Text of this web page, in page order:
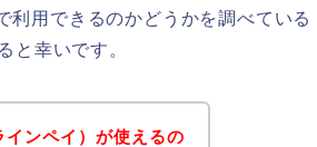
用できるのかどうかを調べている
と幸いです。
ンペイ）が使えるの